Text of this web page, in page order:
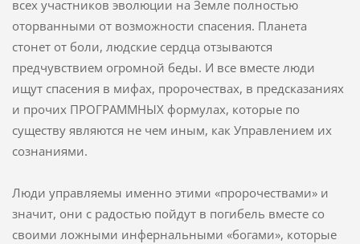
всех участников эволюции на Земле полностью
оторванными от возможности спасения. Планета
стонет от боли, людские сердца отзываются
предчувствием огромной беды. И все вместе люди
ищут спасения в мифах, пророчествах, в предсказаниях
и прочих ПРОГРАММНЫХ формулах, которые по
существу являются не чем иным, как Управлением их
сознаниями.
Люди управляемы именно этими «пророчествами» и
значит, они с радостью пойдут в погибель вместе со
своими ложными инфернальными «богами», которые